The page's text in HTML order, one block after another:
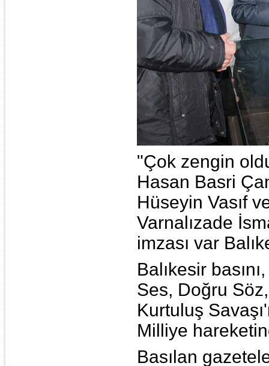
"Çok zengin
Hasan Basri
Hüseyin Vasıf
Varnalızade
imzası var
Balıkesir
Ses, Doğru
Kurtuluş
Milliye
Basılan